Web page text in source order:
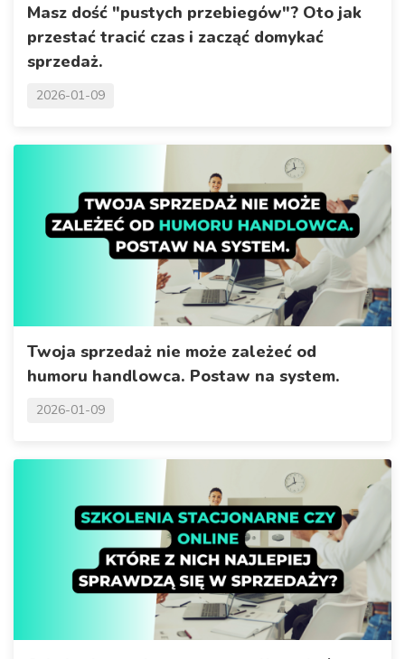
Masz dość "pustych przebiegów"? Oto jak
przestać tracić czas i zacząć domykać
sprzedaż.
2026-01-09
Twoja sprzedaż nie może zależeć od
humoru handlowca. Postaw na system.
2026-01-09